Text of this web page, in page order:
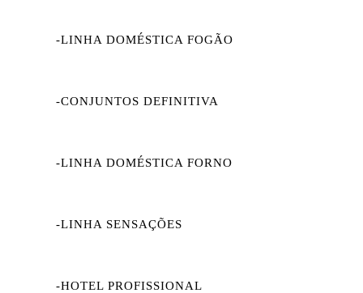
-LINHA DOMÉSTICA FOGÃO
-CONJUNTOS DEFINITIVA
-LINHA DOMÉSTICA FORNO
-LINHA SENSAÇÕES
-HOTEL PROFISSIONAL